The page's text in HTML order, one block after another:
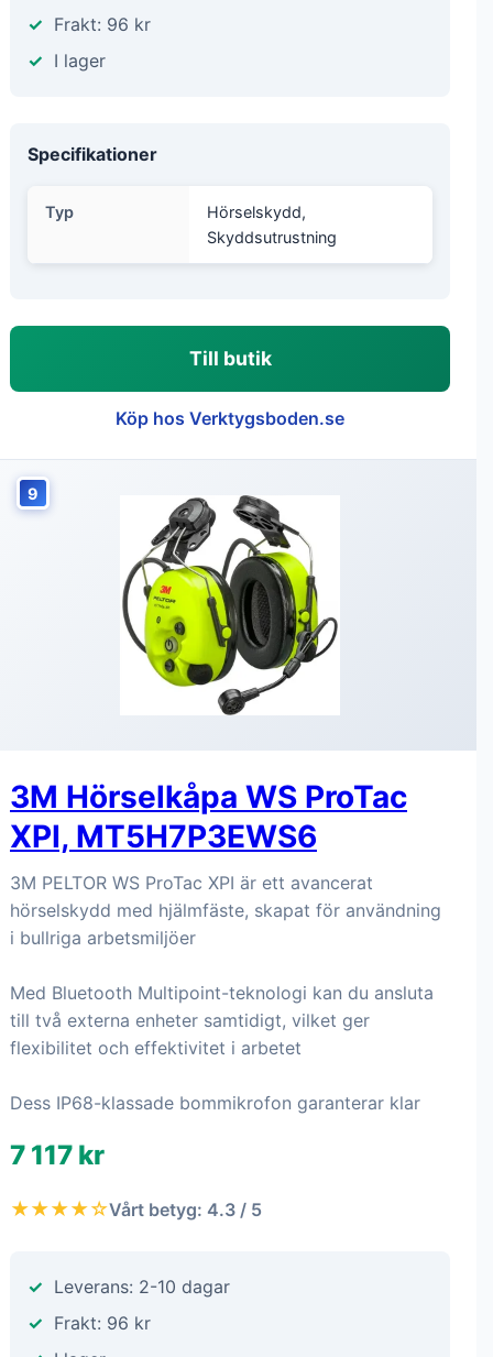
Frakt: 96 kr
I lager
Specifikationer
Typ
Hörselskydd,
Skyddsutrustning
Till butik
Köp hos Verktygsboden.se
9
3M Hörselkåpa WS ProTac
XPI, MT5H7P3EWS6
3M PELTOR WS ProTac XPI är ett avancerat
hörselskydd med hjälmfäste, skapat för användning
i bullriga arbetsmiljöer
Med Bluetooth Multipoint-teknologi kan du ansluta
till två externa enheter samtidigt, vilket ger
flexibilitet och effektivitet i arbetet
Dess IP68-klassade bommikrofon garanterar klar
7 117 kr
★★★★☆Vårt betyg: 4.3 / 5
Leverans: 2-10 dagar
Frakt: 96 kr